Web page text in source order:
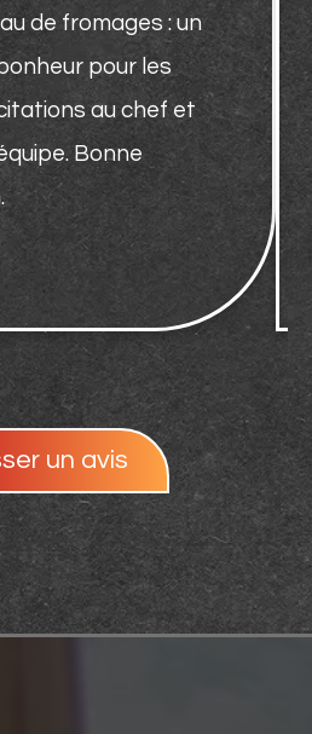
de fromages : un
pour les
au chef et
Bonne
un avis